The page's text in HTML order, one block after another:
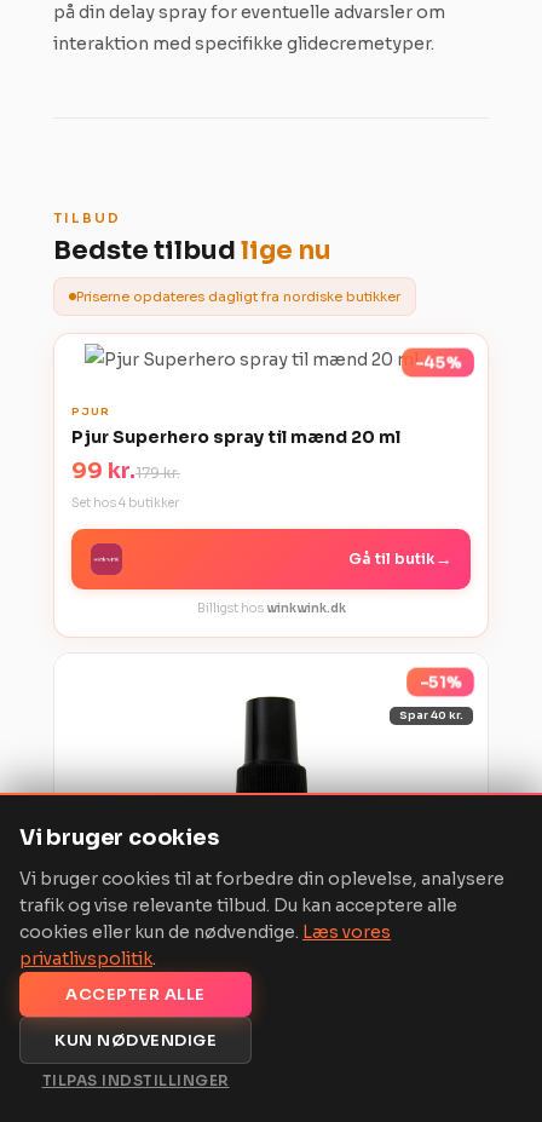
på din delay spray for eventuelle advarsler om
interaktion med specifikke glidecremetyper.
TILBUD
Bedste tilbudlige nu
Priserne opdateres dagligt fra nordiske butikker
-45%
PJUR
Pjur Superhero spray til mænd 20 ml
99 kr.179 kr.
Set hos 4 butikker
Gå til butik→
Billigst hos winkwink.dk
-51%
Spar 40 kr.
PRIVATE PLAY
Vi bruger cookies
Vi bruger cookies til at forbedre din oplevelse, analysere
trafik og vise relevante tilbud. Du kan acceptere alle
cookies eller kun de nødvendige. Læs vores
privatlivspolitik.
ACCEPTER ALLE
KUN NØDVENDIGE
TILPAS INDSTILLINGER